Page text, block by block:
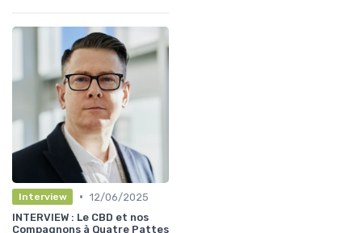
Interview • 12/06/2025
INTERVIEW : Le CBD et nos
Compagnons à Quatre Pattes